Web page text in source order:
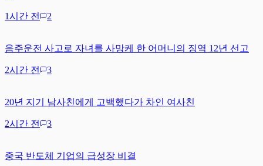
1시간 전 2
음주운전 사고로 자녀를 사망케 한 어머니의 징역 12년 선고
2시간 전 3
20년 지기 남사친에게 고백했다가 차인 여사친
2시간 전 3
중국 반도체 기업의 급성장 비결